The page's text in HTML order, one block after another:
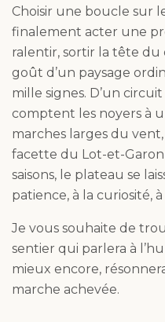
Choisir une boucle sur
finalement acter une
ralentir, sortir la tête
goût d’un paysage
mille signes. D’un
comptent les noyers à
marches larges du
facette du Lot-et-
saisons, le plateau se
patience, à la curiosité,
Je vous souhaite de
sentier qui parlera à
mieux encore,
marche achevée.